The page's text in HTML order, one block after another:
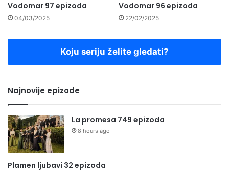
Vodomar 97 epizoda
04/03/2025
Vodomar 96 epizoda
22/02/2025
Koju seriju želite gledati?
Najnovije epizode
La promesa 749 epizoda
8 hours ago
Plamen ljubavi 32 epizoda